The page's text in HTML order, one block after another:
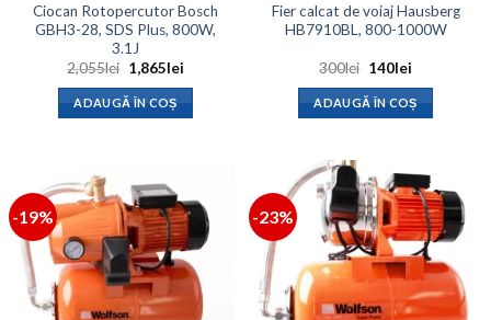
Ciocan Rotopercutor Bosch
GBH3-28, SDS Plus, 800W,
3.1J
2,055lei Prețul
inițial
a
fost:
2,055lei.
1,865leiPrețul
ADAUGĂ ÎN COȘ
Fier calcat de voiaj Hausberg
HB7910BL, 800-1000W
300lei Prețul
a
fost:
300lei.
140leiPrețul
este:
140lei.
ADAUGĂ ÎN COȘ
-19% -23%